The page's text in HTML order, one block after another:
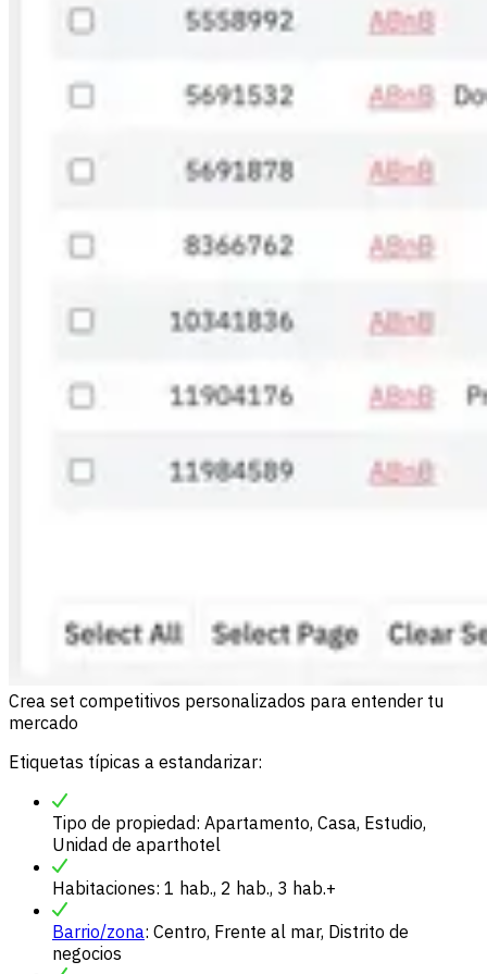
Crea set competitivos personalizados para entender tu
mercado
Etiquetas típicas a estandarizar:
Tipo de propiedad: Apartamento, Casa, Estudio,
Unidad de aparthotel
Habitaciones: 1 hab., 2 hab., 3 hab.+
Barrio/zona: Centro, Frente al mar, Distrito de
negocios